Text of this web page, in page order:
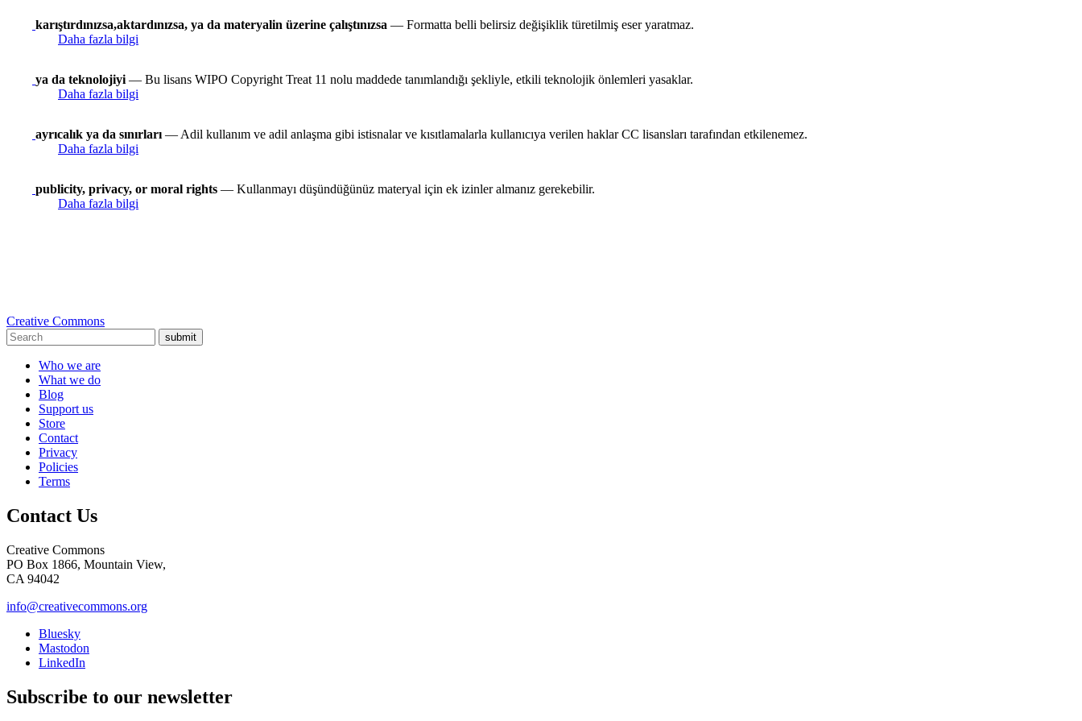
karıştırdınızsa,aktardınızsa, ya da materyalin üzerine çalıştınızsa — Formatta belli belirsiz değişiklik türetilmiş eser yaratmaz.
Daha fazla bilgi
ya da teknolojiyi — Bu lisans WIPO Copyright Treat 11 nolu maddede tanımlandığı şekliyle, etkili teknolojik önlemleri yasaklar.
Daha fazla bilgi
ayrıcalık ya da sınırları — Adil kullanım ve adil anlaşma gibi istisnalar ve kısıtlamalarla kullanıcıya verilen haklar CC lisansları tarafından etkilenemez.
Daha fazla bilgi
publicity, privacy, or moral rights — Kullanmayı düşündüğünüz materyal için ek izinler almanız gerekebilir.
Daha fazla bilgi
Creative Commons
submit
Who we are
What we do
Blog
Support us
Store
Contact
Privacy
Policies
Terms
Contact Us
Creative Commons
PO Box 1866, Mountain View,
CA 94042
info@creativecommons.org
Bluesky
Mastodon
LinkedIn
Subscribe to our newsletter